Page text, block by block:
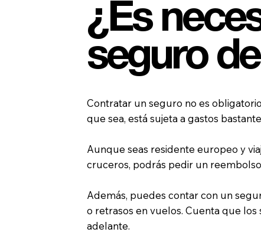
¿Es
seguro
Contratar un seguro no es
que sea, está sujeta a gastos
Aunque seas residente europeo y
cruceros, podrás pedir un
Además, puedes contar con un
o retrasos en vuelos. Cuenta que
adelante.